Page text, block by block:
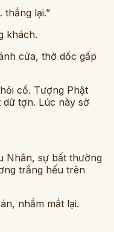
lại.”
khách.
cửa, thở dốc gấp
cổ. Tượng Phật
tợn. Lúc này sờ
Nhân, sự bất thường
trắng hếu trên
nhắm mắt lại.